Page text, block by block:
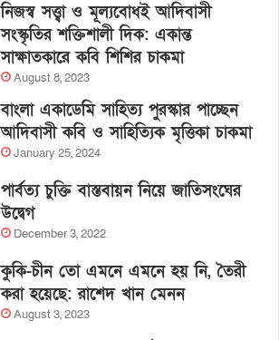
নিজস্ব সত্ত্বা ও মূল্যবোধই আদিবাসী
সংস্কৃতির শক্তিশালী দিক: একান্ত
সাক্ষাতকারে কবি শিশির চাকমা
August 8, 2023
বাংলা একাডেমি সাহিত্য পুরস্কার পাচ্ছেন
আদিবাসী কবি ও সাহিত্যিক মৃত্তিকা চাকমা
January 25, 2024
পার্বত্য চুক্তি বাস্তবায়ন নিয়ে জাতিসংঘের
উদ্বেগ
December 3, 2022
কুকি-চীন তো এমনে এমনে হয় নি, তৈরী
করা হয়েছে: রাশেদ খান মেনন
August 3, 2023